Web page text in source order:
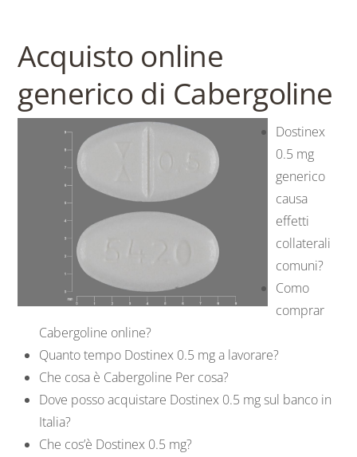
Acquisto online
generico di Cabergoline
Dostinex
0.5 mg
generico
causa
effetti
collaterali
comuni?
Como
comprar
Cabergoline online?
Quanto tempo Dostinex 0.5 mg a lavorare?
Che cosa è Cabergoline Per cosa?
Dove posso acquistare Dostinex 0.5 mg sul banco in
Italia?
Che cos’è Dostinex 0.5 mg?